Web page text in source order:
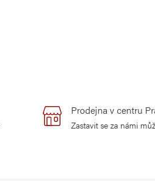
Prodejna v centru
Zastavit se za námi